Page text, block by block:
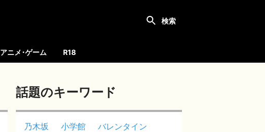
アニメ･ゲーム R18
話題のキーワード
乃木坂 小学館
バレンタイン